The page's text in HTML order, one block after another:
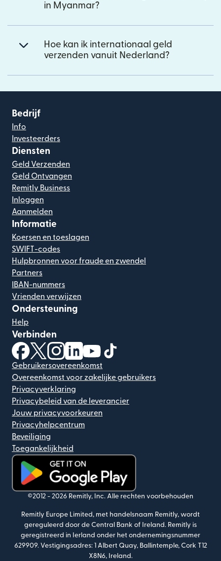
in Myanmar?
Hoe kan ik internationaal geld
verzenden vanuit Nederland?
Bedrijf
Info
Investeerders
Diensten
Geld Verzenden
Geld Ontvangen
Remitly Business
Inloggen
Aanmelden
Informatie
Koersen en toeslagen
SWIFT-codes
Hulpbronnen voor fraude en zwendel
Partners
IBAN-nummers
Vrienden verwijzen
Ondersteuning
Help
Verbinden
(wordt geopend in een nieuw venster)
(wordt geopend in een nieuw venster)
(wordt geopend in een nieuw venster)
(wordt geopend in een nieuw venster)
(wordt geopend in een nieuw
Gebruikersovereenkomst
Overeenkomst voor zakelijke gebruikers
Privacyverklaring
Privacybeleid van de leverancier
Jouw privacyvoorkeuren
Privacyhelpcentrum
Beveiliging
Toegankelijkheid
(wordt geopend in een nieuw venster)
©2012 - 2026 Remitly, Inc. Alle rechten voorbehouden
Remitly Europe Limited, met handelsnaam Remitly, wordt
gereguleerd door de Central Bank of Ireland. Remitly is
geregistreerd in Ierland onder het ondernemingsnummer
629909. Vestigingsadres: 1 Albert Quay, Ballintemple, Cork T12
X8N6, Ireland.